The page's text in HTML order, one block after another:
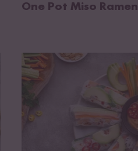
One Pot Miso Ramen